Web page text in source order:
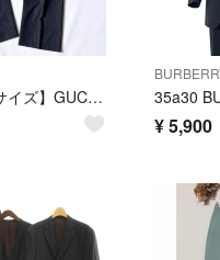
【ビッグサイズ】GUCCI ストライプ スラックス パンツ 52R ダークグレー
¥5,900